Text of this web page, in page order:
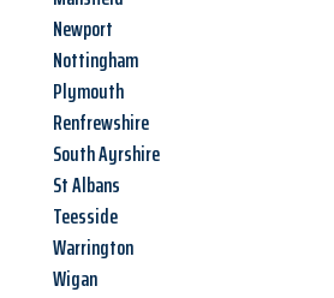
Newport
Nottingham
Plymouth
Renfrewshire
South Ayrshire
St Albans
Teesside
Warrington
Wigan